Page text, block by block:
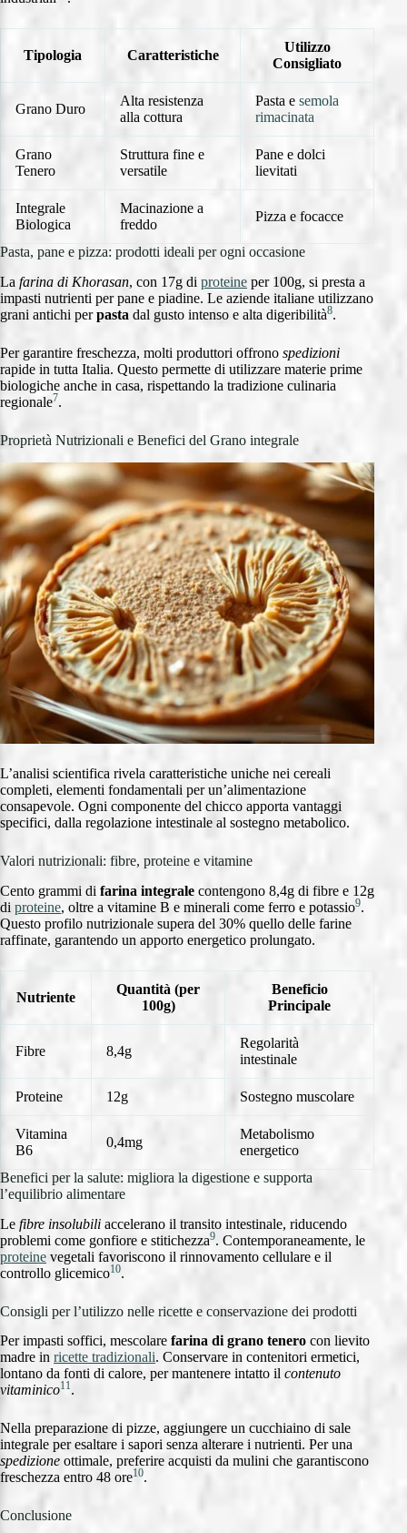
Tipologia Caratteristiche
Utilizzo
Consigliato
Grano Duro
Alta resistenza
alla cottura
Pasta e semola
rimacinata
Grano
Tenero
Struttura fine e
versatile
Pane e dolci
lievitati
Integrale
Biologica
Macinazione a
freddo
Pizza e focacce
Pasta, pane e pizza: prodotti ideali per ogni occasione
La farina di Khorasan, con 17g di proteine per 100g, si presta a
impasti nutrienti per pane e piadine. Le aziende italiane utilizzano
grani antichi perpasta dal gusto intenso e alta digeribilità8.
Per garantire freschezza, molti produttori offrono spedizioni
rapide in tutta Italia. Questo permette di utilizzare materie prime
biologiche anche in casa, rispettando la tradizione culinaria
regionale7.
Proprietà Nutrizionali e Benefici del Grano integrale
L’analisi scientifica rivela caratteristiche uniche nei cereali
completi, elementi fondamentali per un’alimentazione
consapevole. Ogni componente del chicco apporta vantaggi
specifici, dalla regolazione intestinale al sostegno metabolico.
Valori nutrizionali: fibre, proteine e vitamine
Cento grammi di farina integrale contengono 8,4g di fibre e 12g
di proteine, oltre a vitamine B e minerali come ferro e potassio9.
Questo profilo nutrizionale supera del 30% quello delle farine
raffinate, garantendo un apporto energetico prolungato.
Nutriente
Quantità (per
100g)
Beneficio
Principale
Fibre 8,4g
Regolarità
intestinale
Proteine 12g Sostegno muscolare
Vitamina
B6
0,4mg
Metabolismo
energetico
Benefici per la salute: migliora la digestione e supporta
l’equilibrio alimentare
Le fibre insolubili accelerano il transito intestinale, riducendo
problemi come gonfiore e stitichezza9. Contemporaneamente, le
proteine vegetali favoriscono il rinnovamento cellulare e il
controllo glicemico10.
Consigli per l’utilizzo nelle ricette e conservazione dei prodotti
Per impasti soffici, mescolare farina di grano tenero con lievito
madre in ricette tradizionali. Conservare in contenitori ermetici,
lontano da fonti di calore, per mantenere intatto il contenuto
vitaminico11.
Nella preparazione di pizze, aggiungere un cucchiaino di sale
integrale per esaltare i sapori senza alterare i nutrienti. Per una
spedizione ottimale, preferire acquisti da mulini che garantiscono
freschezza entro 48 ore10.
Conclusione